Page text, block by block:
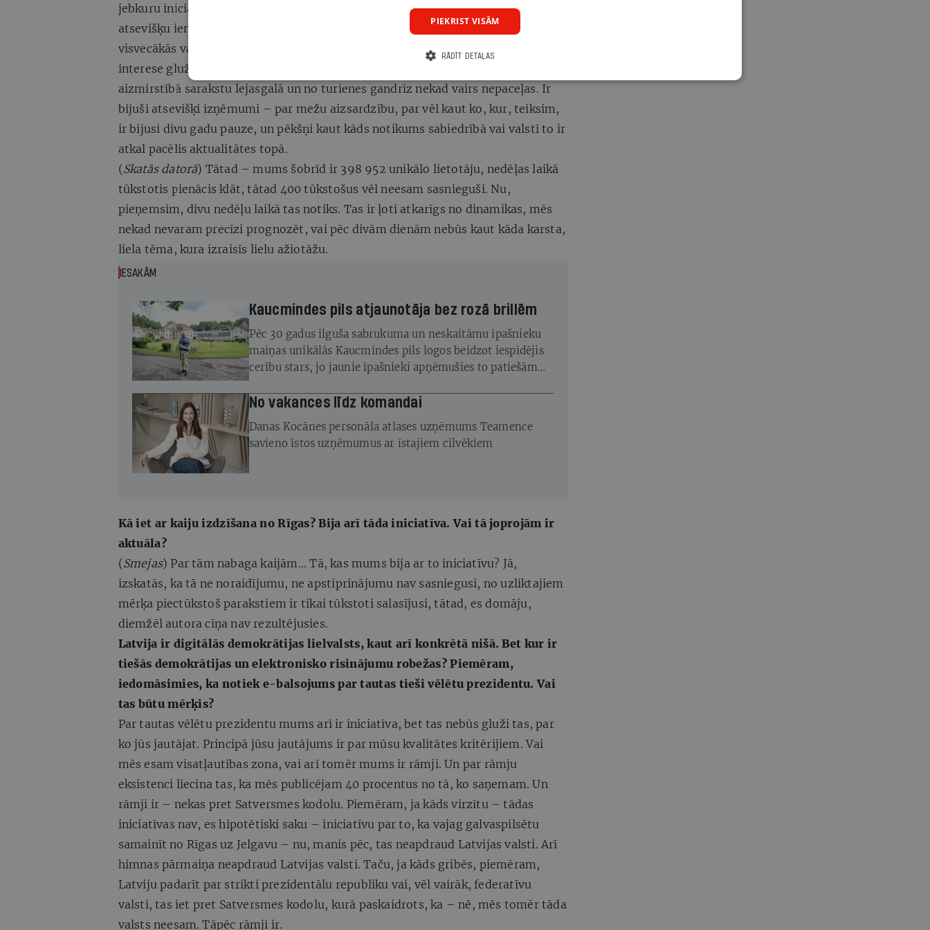
jebkuru iniciatīvu, kura nav uzvarējusi, kura nav zaudējusi, kura nav kaut kādu
atsevišķu iemeslu dēļ, vienojoties ar autoru, zaudējusi savu aktualitāti. Tātad arī
visvecākās var meklēt, un par tām var balsot. Bet realitāte ir tāda, ka sabiedrības
interese gluži labi korelē, un tas, kas vairs nav aktuāls, ļoti strauji nogrimst
aizmirstībā sarakstu lejasgalā un no turienes gandrīz nekad vairs nepaceļas. Ir
bijuši atsevišķi izņēmumi – par mežu aizsardzību, par vēl kaut ko, kur, teiksim,
ir bijusi divu gadu pauze, un pēkšņi kaut kāds notikums sabiedrībā vai valstī to ir
atkal pacēlis aktualitātes topā.
(Skatās datorā) Tātad – mums šobrīd ir 398 952 unikālo lietotāju, nedēļas laikā
tūkstotis pienācis klāt, tātad 400 tūkstošus vēl neesam sasnieguši. Nu,
pieņemsim, divu nedēļu laikā tas notiks. Tas ir ļoti atkarīgs no dinamikas, mēs
nekad nevaram precīzi prognozēt, vai pēc divām dienām nebūs kaut kāda karsta,
liela tēma, kura izraisīs lielu ažiotāžu.
IESAKĀM
Kaucmindes pils atjaunotāja bez rozā brillēm
Pēc 30 gadus ilguša sabrukuma un neskaitāmu īpašnieku
maiņas unikālās Kaucmindes pils logos beidzot iespīdējis
cerību stars, jo jaunie īpašnieki apņēmušies to patiešām
atjaunot
No vakances līdz komandai
Danas Kocānes personāla atlases uzņēmums Teamence
savieno īstos uzņēmumus ar īstajiem cilvēkiem
Kā iet ar kaiju izdzīšana no Rīgas? Bija arī tāda iniciatīva. Vai tā joprojām ir
aktuāla?
(Smejas) Par tām nabaga kaijām... Tā, kas mums bija ar to iniciatīvu? Jā,
izskatās, ka tā ne noraidījumu, ne apstiprinājumu nav sasniegusi, no uzliktajiem
mērķa piectūkstoš parakstiem ir tikai tūkstoti salasījusi, tātad, es domāju,
diemžēl autora cīņa nav rezultējusies.
Latvija ir digitālās demokrātijas lielvalsts, kaut arī konkrētā nišā. Bet kur ir
tiešās demokrātijas un elektronisko risinājumu robežas? Piemēram,
iedomāsimies, ka notiek e-balsojums par tautas tieši vēlētu prezidentu. Vai
tas būtu mērķis?
Par tautas vēlētu prezidentu mums arī ir iniciatīva, bet tas nebūs gluži tas, par
ko jūs jautājat. Principā jūsu jautājums ir par mūsu kvalitātes kritērijiem. Vai
mēs esam visatļautības zona, vai arī tomēr mums ir rāmji. Un par rāmju
eksistenci liecina tas, ka mēs publicējam 40 procentus no tā, ko saņemam. Un
rāmji ir – nekas pret Satversmes kodolu. Piemēram, ja kāds virzītu – tādas
iniciatīvas nav, es hipotētiski saku – iniciatīvu par to, ka vajag galvaspilsētu
samainīt no Rīgas uz Jelgavu – nu, manis pēc, tas neapdraud Latvijas valsti. Arī
himnas pārmaiņa neapdraud Latvijas valsti. Taču, ja kāds gribēs, piemēram,
Latviju padarīt par strikti prezidentālu republiku vai, vēl vairāk, federatīvu
valsti, tas iet pret Satversmes kodolu, kurā paskaidrots, ka – nē, mēs tomēr tāda
valsts neesam. Tāpēc rāmji ir.
PIEKRIST VISĀM
RĀDĪT DETAĻAS